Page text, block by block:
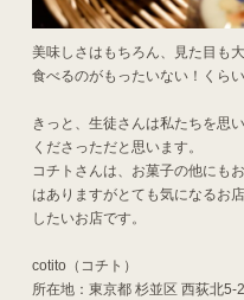
美味しさはもちろん、見た目も大
食べるのがもったいない！くらい
きっと、生徒さんは私たちを思
くださっただと思います。
コチトさんは、お菓子の他にも
はありますがとても気になるお
したいお店です。
cotito（コチト）
所在地：東京都 杉並区 西荻北5-